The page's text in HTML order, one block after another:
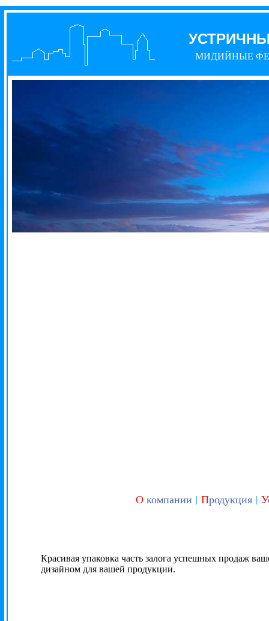
МИДИЙНЫЕ
О компании | Продукция | У
Красивая упаковка часть залога успешных продаж
дизайном для вашей продукции.